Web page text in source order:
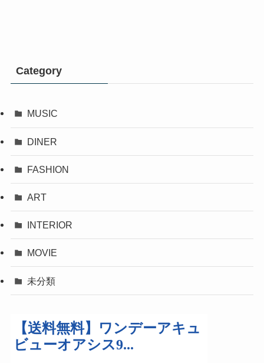
Category
MUSIC
DINER
FASHION
ART
INTERIOR
MOVIE
未分類